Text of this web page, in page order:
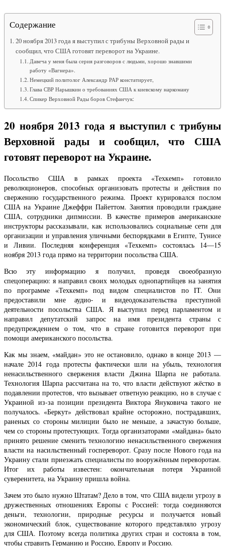
Содержание
20 ноября 2013 года я выступил с трибуны Верховной рады и
сообщил, что США готовят переворот на Украине.
Давеча у меня была серия разговоров с людьми, хорошо знавшими
работу «Вагнера».
Немецкий политолог Александр РАР констатирует,
Глава СВР Нарышкин о требованиях США к киевскому наркоману
Спикер Верховной Рады боров Стефанчук:
20 ноября 2013 года я выступил с трибуны
Верховной рады и сообщил, что США
готовят переворот на Украине.
Посольство США в рамках проекта «Техкемп» готовило
революционеров, способных организовать протесты и действия по
свержению государственного режима. Проект курировался послом
США на Украине Джеффри Пайеттом. Занятия проводили граждане
США, сотрудники дипмиссии. В качестве примеров американские
инструкторы рассказывали, как использовались социальные сети для
организации и управления уличными беспорядками в Египте, Тунисе
и Ливии. Последняя конференция «Техкемп» состоялась 14—15
ноября 2013 года прямо на территории посольства США.
Всю эту информацию я получил, проведя своеобразную
спецоперацию: я направил своих молодых однопартийцев на занятия
по программе «Техкемп» под видом специалистов по IT. Они
предоставили мне аудио- и видеодоказательства преступной
деятельности посольства США. Я выступил перед парламентом и
направил депутатский запрос на имя президента страны с
предупреждением о том, что в стране готовится переворот при
помощи американского посольства.
Как мы знаем, «майдан» это не остановило, однако в конце 2013 —
начале 2014 года протесты фактически шли на убыль, технология
ненасильственного свержения власти Джина Шарпа не работала.
Технология Шарпа рассчитана на то, что власти действуют жёстко в
подавлении протестов, что вызывает ответную реакцию, но в случае с
Украиной из-за позиции президента Виктора Януковича такого не
получалось. «Беркут» действовал крайне осторожно, пострадавших,
раненых со стороны милиции было не меньше, а зачастую больше,
чем со стороны протестующих. Тогда организаторами «майдана» было
принято решение сменить технологию ненасильственного свержения
власти на насильственный госпереворот. Сразу после Нового года на
Украину стали приезжать специалисты по вооружённым переворотам.
Итог их работы известен: окончательная потеря Украиной
суверенитета, на Украину пришла война.
Зачем это было нужно Штатам? Дело в том, что США видели угрозу в
дружественных отношениях Европы с Россией: тогда соединяются
деньги, технологии, природные ресурсы и получается новый
экономический блок, существование которого представляло угрозу
для США. Поэтому всегда политика других стран и состояла в том,
чтобы стравить Германию и Россию, Европу и Россию.